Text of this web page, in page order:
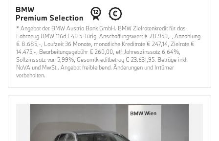
* Angebot der BMW Austria Bank GmbH. BMW Zielratenkredit für das
Fahrzeug BMW 116d F40 5-Türig, Anschaffungswert € 28.950,-, Anzahlung
€ 8.685,-, Laufzeit 36 Monate, monatliche Kreditrate € 247,14, Zielrate €
14.475,-, Bearbeitungsgebühr € 260,00, eff. Jahreszinssatz 6,64%,
Sollzinssatz var. 5,99%, Gesamtkreditbetrag € 23.631,95. Beträge inkl.
NoVA und MwSt.. Angebot freibleibend. Änderungen und Irrtümer
vorbehalten.